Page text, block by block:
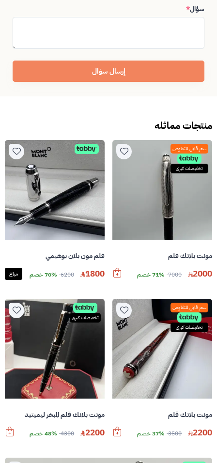
سؤال*
إرسال سؤال
منتجات مماثله
سعر قابل للتفاوض
تخفيضات كبرى
مونت بلانك قلم
2000
7000 71% خصم
قلم مون بلان بوهيمي
1800
6200 70% خصم مباع
سعر قابل للتفاوض
تخفيضات كبرى
مونت بلانك قلم
2200
3500 37% خصم
تخفيضات كبرى
مونت بلانك قلم المبخر ليميتيد
2200
4300 48% خصم